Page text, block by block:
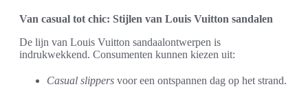
Van casual tot chic: Stijlen van Louis Vuitton sandalen
De lijn van Louis Vuitton sandaalontwerpen is
indrukwekkend. Consumenten kunnen kiezen uit:
Casual slippers voor een ontspannen dag op het strand.